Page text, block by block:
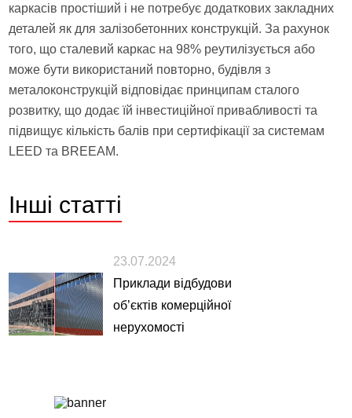
каркасів простіший і не потребує додаткових закладних
деталей як для залізобетонних конструкцій. За рахунок
того, що сталевий каркас на 98% реутилізується або
може бути використаний повторно, будівля з
металоконструкцій відповідає принципам сталого
розвитку, що додає їй інвестиційної привабливості та
підвищує кількість балів при сертифікації за системам
LEED та BREEAM.
Інші статті
23.07.2024
Приклади відбудови
об’єктів комерційної
нерухомості